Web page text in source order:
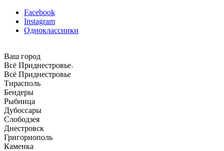
Facebook
Instagram
Одноклассники
Ваш город
Всё Приднестровье
Всё Приднестровье
Тирасполь
Бендеры
Рыбница
Дубоссары
Слободзея
Днестровск
Григориополь
Каменка